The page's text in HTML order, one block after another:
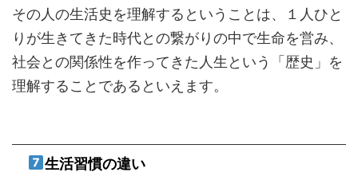
その人の生活史を理解するということは、１人ひと
りが生きてきた時代との繋がりの中で生命を営み、
社会との関係性を作ってきた人生という「歴史」を
理解することであるといえます。
生活習慣の違い